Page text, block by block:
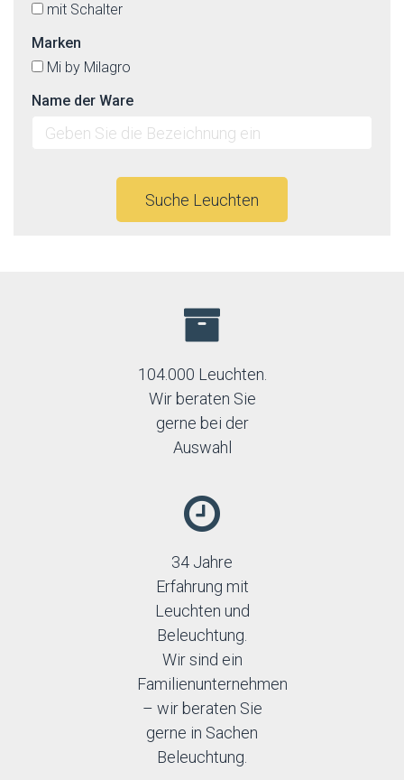
mit Schalter
Marken
Mi by Milagro
Name der Ware
Suche Leuchten
104.000 Leuchten.
Wir beraten Sie
gerne bei der
Auswahl
34 Jahre
Erfahrung mit
Leuchten und
Beleuchtung.
Wir sind ein
Familienunternehmen
– wir beraten Sie
gerne in Sachen
Beleuchtung.